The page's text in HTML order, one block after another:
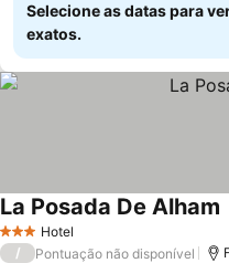
Selecione as datas para
exatos.
3 EstrelasHotel
La Posada De Alham
/ Pontuação não disponível